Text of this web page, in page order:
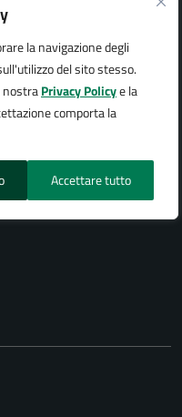
la navigazione degli
del sito stesso.
nostraPrivacy Policye la
comporta la
Accettare tutto